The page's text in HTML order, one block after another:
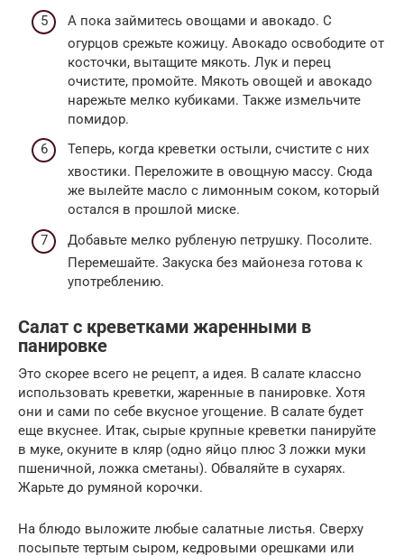
А пока займитесь овощами и авокадо. С
огурцов срежьте кожицу. Авокадо освободите от
косточки, вытащите мякоть. Лук и перец
очистите, промойте. Мякоть овощей и авокадо
нарежьте мелко кубиками. Также измельчите
помидор.
Теперь, когда креветки остыли, счистите с них
хвостики. Переложите в овощную массу. Сюда
же вылейте масло с лимонным соком, который
остался в прошлой миске.
Добавьте мелко рубленую петрушку. Посолите.
Перемешайте. Закуска без майонеза готова к
употреблению.
Салат с креветками жаренными в
панировке
Это скорее всего не рецепт, а идея. В салате классно
использовать креветки, жаренные в панировке. Хотя
они и сами по себе вкусное угощение. В салате будет
еще вкуснее. Итак, сырые крупные креветки панируйте
в муке, окуните в кляр (одно яйцо плюс 3 ложки муки
пшеничной, ложка сметаны). Обваляйте в сухарях.
Жарьте до румяной корочки.
На блюдо выложите любые салатные листья. Сверху
посыпьте тертым сыром, кедровыми орешками или